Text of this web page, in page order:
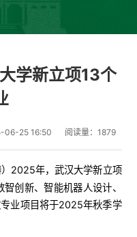
学新立项13个
06-25 16:50 阅读量： 1879
）2025年，武汉大学新立项
创新、智能机器人设计、
业项目将于2025年秋季学